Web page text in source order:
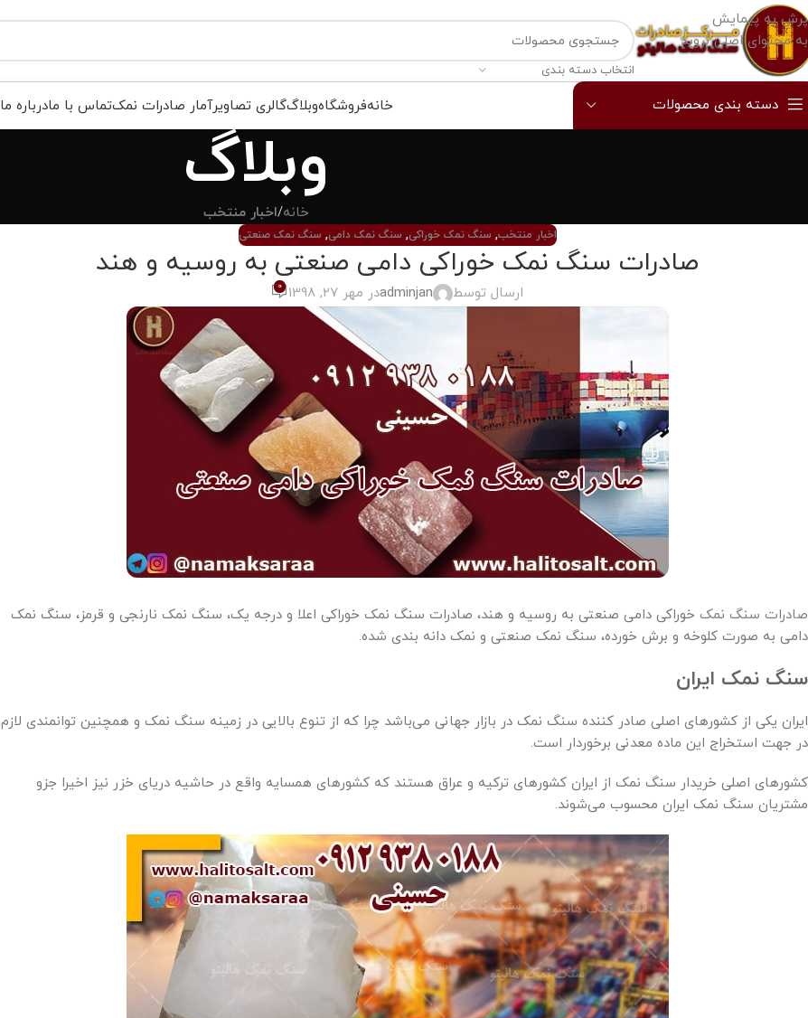
پرش به پیمایش
به محتوای اصلی بروید
انتخاب دسته بندی
دسته بندی محصولات خانهفروشگاهوبلاگگالری تصاویرآمار صادرات نمکتماس با مادرباره ما
وبلاگ
خانه/اخبار منتخب
اخبار منتخب,سنگ نمک خوراکی,سنگ نمک دامی,سنگ نمک صنعتی
صادرات سنگ نمک خوراکی دامی صنعتی به روسیه و هند
ارسال توسط adminjanدر مهر 27, 1398 0
صادرات سنگ نمک خوراکی دامی صنعتی به روسیه و هند، صادرات سنگ نمک خوراکی اعلا و درجه یک، سنگ نمک نارنجی و قرمز، سنگ نمک
دامی به صورت کلوخه و برش خورده، سنگ نمک صنعتی و نمک دانه بندی شده.
سنگ نمک ایران
ایران یکی از کشورهای اصلی صادر کننده سنگ نمک در بازار جهانی می‌باشد چرا که از تنوع بالایی در زمینه سنگ نمک و همچنین توانمندی لازم
در جهت استخراج این ماده معدنی برخوردار است.
کشورهای اصلی خریدار سنگ نمک از ایران کشورهای ترکیه و عراق هستند که کشورهای همسایه واقع در حاشیه دریای خزر نیز اخیرا جزو
مشتریان سنگ نمک ایران محسوب می‌شوند.